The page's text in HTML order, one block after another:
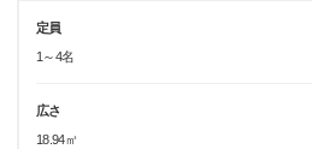
定員
1～4名
広さ
18.94㎡